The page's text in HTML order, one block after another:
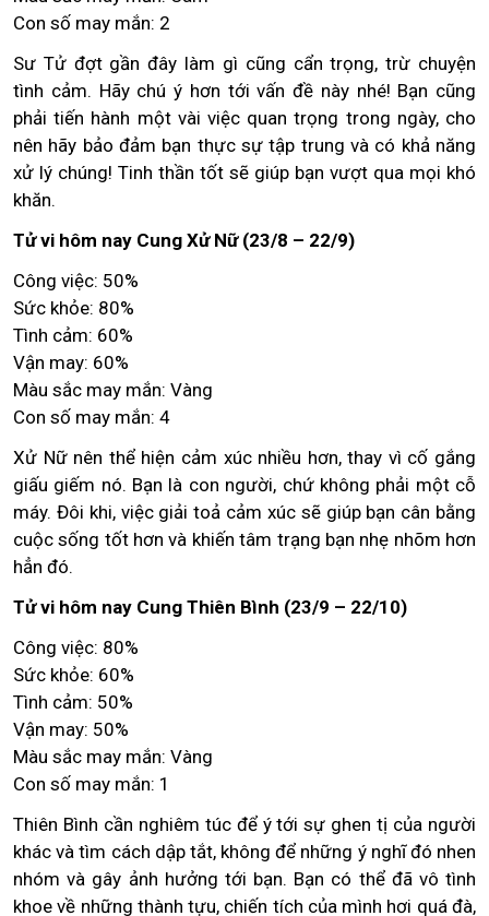
Con số may mắn: 2
Sư Tử đợt gần đây làm gì cũng cẩn trọng, trừ chuyện
tình cảm. Hãy chú ý hơn tới vấn đề này nhé! Bạn cũng
phải tiến hành một vài việc quan trọng trong ngày, cho
nên hãy bảo đảm bạn thực sự tập trung và có khả năng
xử lý chúng! Tinh thần tốt sẽ giúp bạn vượt qua mọi khó
khăn.
Tử vi hôm nay Cung Xử Nữ (23/8 – 22/9)
Công việc: 50%
Sức khỏe: 80%
Tình cảm: 60%
Vận may: 60%
Màu sắc may mắn: Vàng
Con số may mắn: 4
Xử Nữ nên thể hiện cảm xúc nhiều hơn, thay vì cố gắng
giấu giếm nó. Bạn là con người, chứ không phải một cỗ
máy. Đôi khi, việc giải toả cảm xúc sẽ giúp bạn cân bằng
cuộc sống tốt hơn và khiến tâm trạng bạn nhẹ nhõm hơn
hẳn đó.
Tử vi hôm nay Cung Thiên Bình (23/9 – 22/10)
Công việc: 80%
Sức khỏe: 60%
Tình cảm: 50%
Vận may: 50%
Màu sắc may mắn: Vàng
Con số may mắn: 1
Thiên Bình cần nghiêm túc để ý tới sự ghen tị của người
khác và tìm cách dập tắt, không để những ý nghĩ đó nhen
nhóm và gây ảnh hưởng tới bạn. Bạn có thể đã vô tình
khoe về những thành tựu, chiến tích của mình hơi quá đà,